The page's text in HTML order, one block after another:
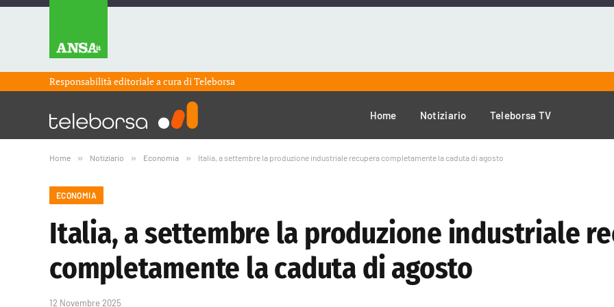
Responsabilità editoriale a cura diTeleborsa
Home Notiziario Teleborsa TV
Home » Notiziario » Economia » Italia, a settembre la produzione industriale recupera completamente la caduta di agosto
ECONOMIA
Italia, a settembre la produzione industriale
completamente la caduta di agosto
12 Novembre 2025